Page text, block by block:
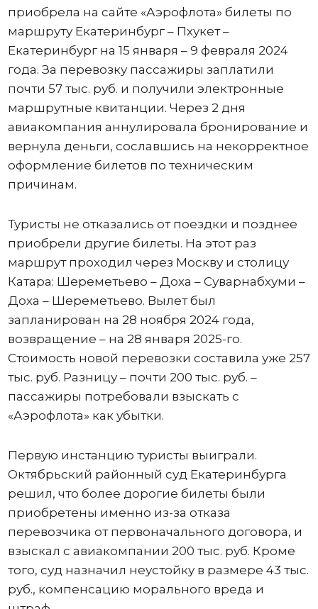
приобрела на сайте «Аэрофлота» билеты по
маршруту Екатеринбург – Пхукет –
Екатеринбург на 15 января – 9 февраля 2024
года. За перевозку пассажиры заплатили
почти 57 тыс. руб. и получили электронные
маршрутные квитанции. Через 2 дня
авиакомпания аннулировала бронирование и
вернула деньги, сославшись на некорректное
оформление билетов по техническим
причинам.
Туристы не отказались от поездки и позднее
приобрели другие билеты. На этот раз
маршрут проходил через Москву и столицу
Катара: Шереметьево – Доха – Суварнабхуми –
Доха – Шереметьево. Вылет был
запланирован на 28 ноября 2024 года,
возвращение – на 28 января 2025-го.
Стоимость новой перевозки составила уже 257
тыс. руб. Разницу – почти 200 тыс. руб. –
пассажиры потребовали взыскать с
«Аэрофлота» как убытки.
Первую инстанцию туристы выиграли.
Октябрьский районный суд Екатеринбурга
решил, что более дорогие билеты были
приобретены именно из-за отказа
перевозчика от первоначального договора, и
взыскал с авиакомпании 200 тыс. руб. Кроме
того, суд назначил неустойку в размере 43 тыс.
руб., компенсацию морального вреда и